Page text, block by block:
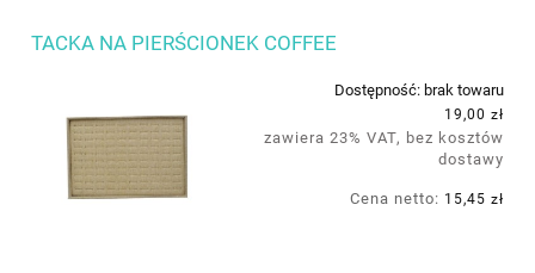
TACKA NA PIERŚCIONEK COFFEE
Dostępność: brak towaru
19,00 zł
zawiera 23% VAT, bez kosztów
dostawy
Cena netto: 15,45 zł